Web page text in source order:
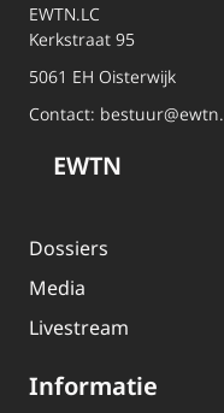
EWTN.LC
Kerkstraat 95
5061 EH Oisterwijk
Contact:
EWTN
Dossiers
Media
Livestream
Informatie